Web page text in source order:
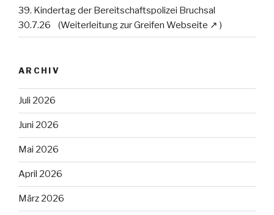
39. Kindertag der Bereitschaftspolizei Bruchsal
30.7.26
ARCHIV
Juli 2026
Juni 2026
Mai 2026
April 2026
März 2026